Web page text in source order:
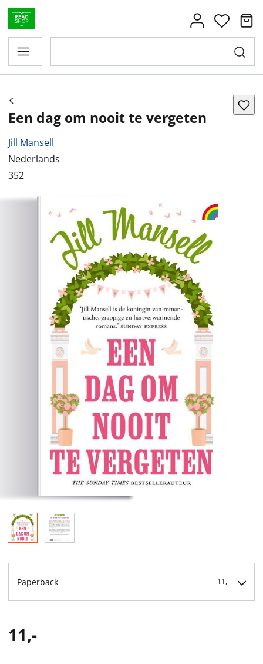
Een dag om nooit te vergeten
Jill Mansell
Nederlands
352
Paperback 11,-
11,-